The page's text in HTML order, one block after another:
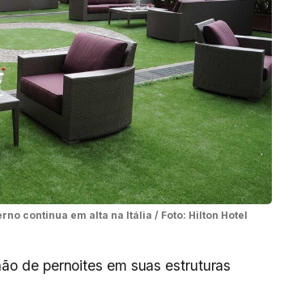
continua em alta na Itália / Foto: Hilton Hotel
de pernoites em suas estruturas